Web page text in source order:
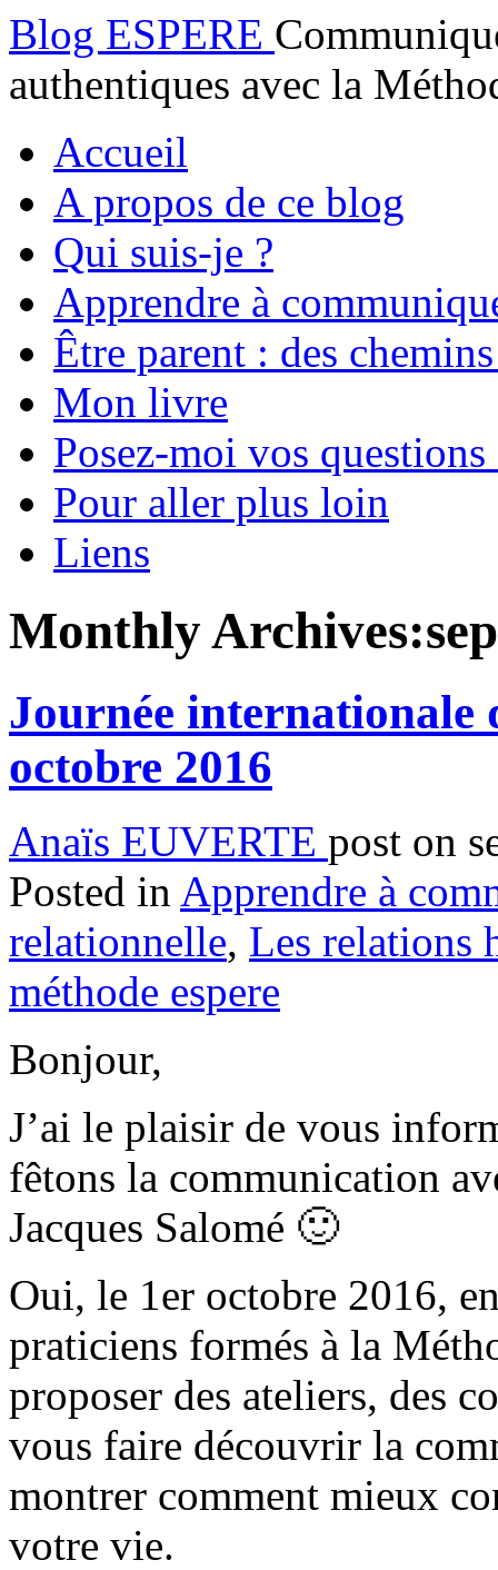
Blog ESPERE
authentiques avec la
Accueil
A propos de ce blog
Qui suis-je ?
Apprendre à
Être parent : des
Mon livre
Posez-moi vos
Pour aller plus loin
Liens
Monthly Archives:
Journée internationale
octobre 2016
Anaïs EUVERTE post on
Posted in Apprendre à
relationnelle, Les relations
méthode espere
Bonjour,
J’ai le plaisir de vous
fêtons la communication
Jacques Salomé 🙂
Oui, le 1er octobre 2016,
praticiens formés à la
proposer des ateliers, des
vous faire découvrir la
montrer comment mieux
votre vie.